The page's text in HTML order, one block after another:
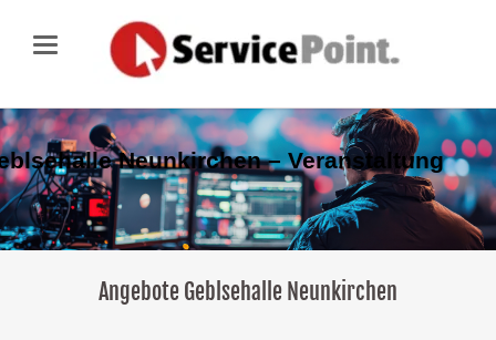
Neunkirchen – Veranstaltung
Angebote Geblsehalle Neunkirchen